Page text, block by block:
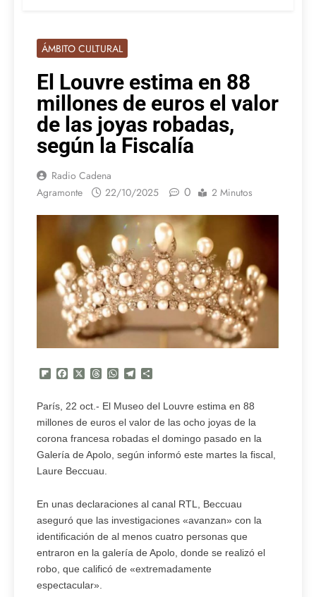
ÁMBITO CULTURAL
El Louvre estima en 88
millones de euros el valor
de las joyas robadas,
según la Fiscalía
Radio Cadena
Agramonte
22/10/2025 0 2 Minutos
Flipboard
FacebookThreadsWhatsApp
Telegram
París, 22 oct.- El Museo del Louvre estima en 88
millones de euros el valor de las ocho joyas de la
corona francesa robadas el domingo pasado en la
Galería de Apolo, según informó este martes la fiscal,
Laure Beccuau.
En unas declaraciones al canal RTL, Beccuau
aseguró que las investigaciones «avanzan» con la
identificación de al menos cuatro personas que
entraron en la galería de Apolo, donde se realizó el
robo, que calificó de «extremadamente
espectacular».